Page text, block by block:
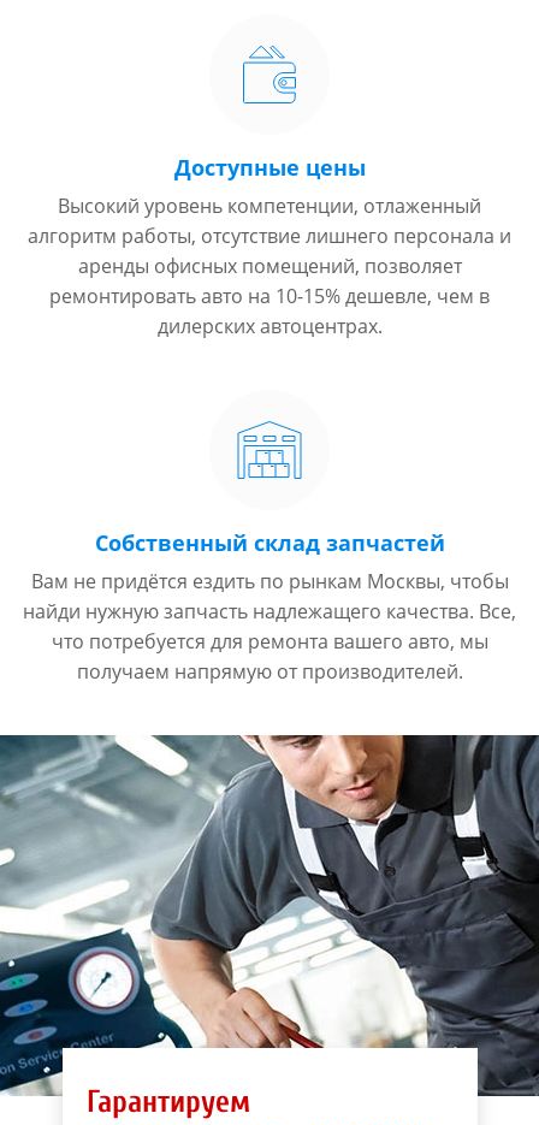
Доступные цены
Высокий уровень компетенции, отлаженный
алгоритм работы, отсутствие лишнего персонала и
аренды офисных помещений, позволяет
ремонтировать авто на 10-15% дешевле, чем в
дилерских автоцентрах.
Собственный склад запчастей
Вам не придётся ездить по рынкам Москвы, чтобы
найди нужную запчасть надлежащего качества. Все,
что потребуется для ремонта вашего авто, мы
получаем напрямую от производителей.
Гарантируем